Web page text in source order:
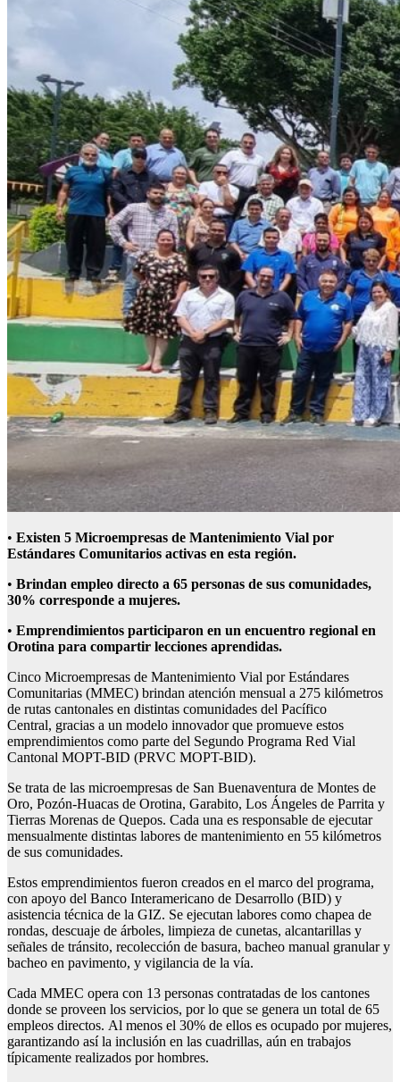
• Existen 5 Microempresas de Mantenimiento Vial por
Estándares Comunitarios activas en esta región.
• Brindan empleo directo a 65 personas de sus comunidades,
30% corresponde a mujeres.
• Emprendimientos participaron en un encuentro regional en
Orotina para compartir lecciones aprendidas.
Cinco Microempresas de Mantenimiento Vial por Estándares
Comunitarias (MMEC) brindan atención mensual a 275 kilómetros
de rutas cantonales en distintas comunidades del Pacífico
Central, gracias a un modelo innovador que promueve estos
emprendimientos como parte del Segundo Programa Red Vial
Cantonal MOPT-BID (PRVC MOPT-BID).
Se trata de las microempresas de San Buenaventura de Montes de
Oro, Pozón-Huacas de Orotina, Garabito, Los Ángeles de Parrita y
Tierras Morenas de Quepos. Cada una es responsable de ejecutar
mensualmente distintas labores de mantenimiento en 55 kilómetros
de sus comunidades.
Estos emprendimientos fueron creados en el marco del programa,
con apoyo del Banco Interamericano de Desarrollo (BID) y
asistencia técnica de la GIZ. Se ejecutan labores como chapea de
rondas, descuaje de árboles, limpieza de cunetas, alcantarillas y
señales de tránsito, recolección de basura, bacheo manual granular y
bacheo en pavimento, y vigilancia de la vía.
Cada MMEC opera con 13 personas contratadas de los cantones
donde se proveen los servicios, por lo que se genera un total de 65
empleos directos. Al menos el 30% de ellos es ocupado por mujeres,
garantizando así la inclusión en las cuadrillas, aún en trabajos
típicamente realizados por hombres.